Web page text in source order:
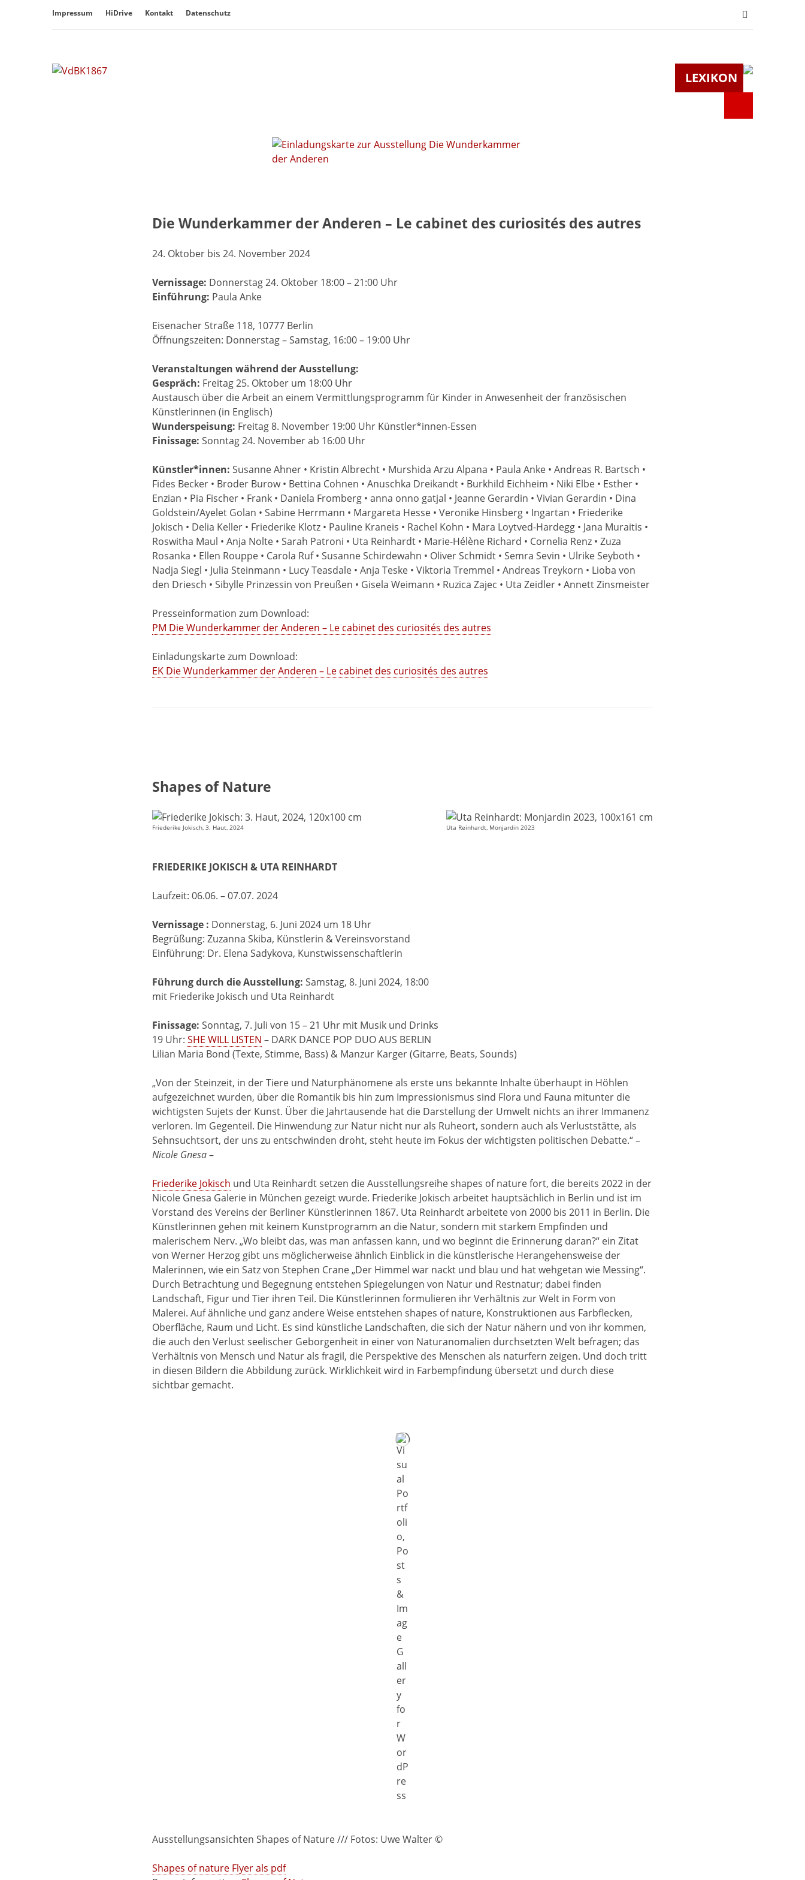
Impressum HiDrive Kontakt Datenschutz
LEXIKON
Die Wunderkammer der Anderen – Le cabinet des curiosités des autres
24. Oktober bis 24. November 2024
Vernissage: Donnerstag 24. Oktober 18:00 – 21:00 Uhr
Einführung: Paula Anke
Eisenacher Straße 118, 10777 Berlin
Öffnungszeiten: Donnerstag – Samstag, 16:00 – 19:00 Uhr
Veranstaltungen während der Ausstellung:
Gespräch: Freitag 25. Oktober um 18:00 Uhr
Austausch über die Arbeit an einem Vermittlungsprogramm für Kinder in Anwesenheit der französischen
Künstlerinnen (in Englisch)
Wunderspeisung: Freitag 8. November 19:00 Uhr Künstler*innen-Essen
Finissage: Sonntag 24. November ab 16:00 Uhr
Künstler*innen: Susanne Ahner • Kristin Albrecht • Murshida Arzu Alpana • Paula Anke • Andreas R. Bartsch •
Fides Becker • Broder Burow • Bettina Cohnen • Anuschka Dreikandt • Burkhild Eichheim • Niki Elbe • Esther •
Enzian • Pia Fischer • Frank • Daniela Fromberg • anna onno gatjal • Jeanne Gerardin • Vivian Gerardin • Dina
Goldstein/Ayelet Golan • Sabine Herrmann • Margareta Hesse • Veronike Hinsberg • Ingartan • Friederike
Jokisch • Delia Keller • Friederike Klotz • Pauline Kraneis • Rachel Kohn • Mara Loytved-Hardegg • Jana Muraitis •
Roswitha Maul • Anja Nolte • Sarah Patroni • Uta Reinhardt • Marie-Hélène Richard • Cornelia Renz • Zuza
Rosanka • Ellen Rouppe • Carola Ruf • Susanne Schirdewahn • Oliver Schmidt • Semra Sevin • Ulrike Seyboth •
Nadja Siegl • Julia Steinmann • Lucy Teasdale • Anja Teske • Viktoria Tremmel • Andreas Treykorn • Lioba von
den Driesch • Sibylle Prinzessin von Preußen • Gisela Weimann • Ruzica Zajec • Uta Zeidler • Annett Zinsmeister
Presseinformation zum Download:
PM Die Wunderkammer der Anderen – Le cabinet des curiosités des autres
Einladungskarte zum Download:
EK Die Wunderkammer der Anderen – Le cabinet des curiosités des autres
Shapes of Nature
Friederike Jokisch, 3. Haut, 2024 Uta Reinhardt, Monjardin 2023
FRIEDERIKE JOKISCH & UTA REINHARDT
Laufzeit: 06.06. – 07.07. 2024
Vernissage : Donnerstag, 6. Juni 2024 um 18 Uhr
Begrüßung: Zuzanna Skiba, Künstlerin & Vereinsvorstand
Einführung: Dr. Elena Sadykova, Kunstwissenschaftlerin
Führung durch die Ausstellung: Samstag, 8. Juni 2024, 18:00
mit Friederike Jokisch und Uta Reinhardt
Finissage: Sonntag, 7. Juli von 15 – 21 Uhr mit Musik und Drinks
19 Uhr: SHE WILL LISTEN – DARK DANCE POP DUO AUS BERLIN
Lilian Maria Bond (Texte, Stimme, Bass) & Manzur Karger (Gitarre, Beats, Sounds)
„Von der Steinzeit, in der Tiere und Naturphänomene als erste uns bekannte Inhalte überhaupt in Höhlen
aufgezeichnet wurden, über die Romantik bis hin zum Impressionismus sind Flora und Fauna mitunter die
wichtigsten Sujets der Kunst. Über die Jahrtausende hat die Darstellung der Umwelt nichts an ihrer Immanenz
verloren. Im Gegenteil. Die Hinwendung zur Natur nicht nur als Ruheort, sondern auch als Verluststätte, als
Sehnsuchtsort, der uns zu entschwinden droht, steht heute im Fokus der wichtigsten politischen Debatte.“ –
Nicole Gnesa–
Friederike Jokisch und Uta Reinhardt setzen die Ausstellungsreihe shapes of nature fort, die bereits 2022 in der
Nicole Gnesa Galerie in München gezeigt wurde. Friederike Jokisch arbeitet hauptsächlich in Berlin und ist im
Vorstand des Vereins der Berliner Künstlerinnen 1867. Uta Reinhardt arbeitete von 2000 bis 2011 in Berlin. Die
Künstlerinnen gehen mit keinem Kunstprogramm an die Natur, sondern mit starkem Empfinden und
malerischem Nerv. „Wo bleibt das, was man anfassen kann, und wo beginnt die Erinnerung daran?“ ein Zitat
von Werner Herzog gibt uns möglicherweise ähnlich Einblick in die künstlerische Herangehensweise der
Malerinnen, wie ein Satz von Stephen Crane „Der Himmel war nackt und blau und hat wehgetan wie Messing“.
Durch Betrachtung und Begegnung entstehen Spiegelungen von Natur und Restnatur; dabei finden
Landschaft, Figur und Tier ihren Teil. Die Künstlerinnen formulieren ihr Verhältnis zur Welt in Form von
Malerei. Auf ähnliche und ganz andere Weise entstehen shapes of nature, Konstruktionen aus Farbflecken,
Oberfläche, Raum und Licht. Es sind künstliche Landschaften, die sich der Natur nähern und von ihr kommen,
die auch den Verlust seelischer Geborgenheit in einer von Naturanomalien durchsetzten Welt befragen; das
Verhältnis von Mensch und Natur als fragil, die Perspektive des Menschen als naturfern zeigen. Und doch tritt
in diesen Bildern die Abbildung zurück. Wirklichkeit wird in Farbempfindung übersetzt und durch diese
sichtbar gemacht.
Ausstellungsansichten Shapes of Nature /// Fotos: Uwe Walter ©
Shapes of nature Flyer als pdf